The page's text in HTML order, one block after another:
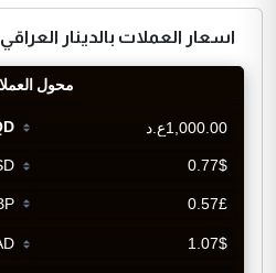
اسعار العملات بالدينار العراقي